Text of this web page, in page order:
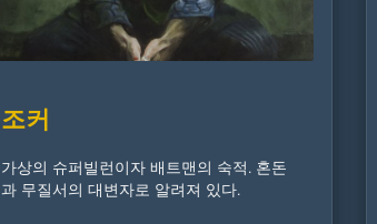
조커
가상의 슈퍼빌런이자 배트맨의 숙적. 혼돈
과 무질서의 대변자로 알려져 있다.